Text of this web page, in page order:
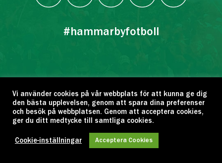
#hammarbyfotboll
AKTUELLT
Vi använder cookies på vår webbplats för att kunna ge dig
den bästa upplevelsen, genom att spara dina preferenser
och besök på webbplatsen. Genom att acceptera cookies,
ger du ditt medtycke till samtliga cookies.
Cookie-inställningar Acceptera Cookies